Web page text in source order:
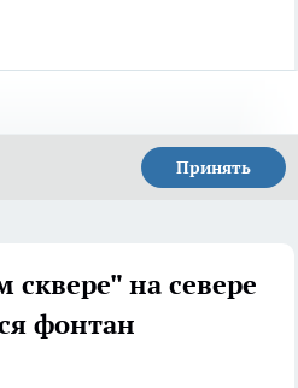
Принять
на севере
фонтан